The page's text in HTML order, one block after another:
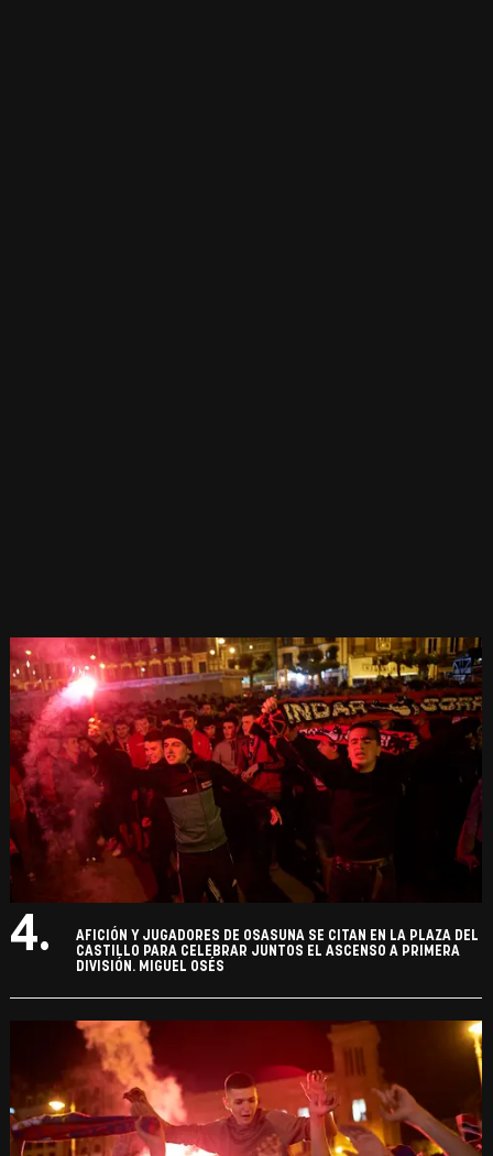
4.
AFICIÓN Y JUGADORES DE OSASUNA SE CITAN EN LA PLAZA DEL
CASTILLO PARA CELEBRAR JUNTOS EL ASCENSO A PRIMERA
DIVISIÓN. MIGUEL OSÉS